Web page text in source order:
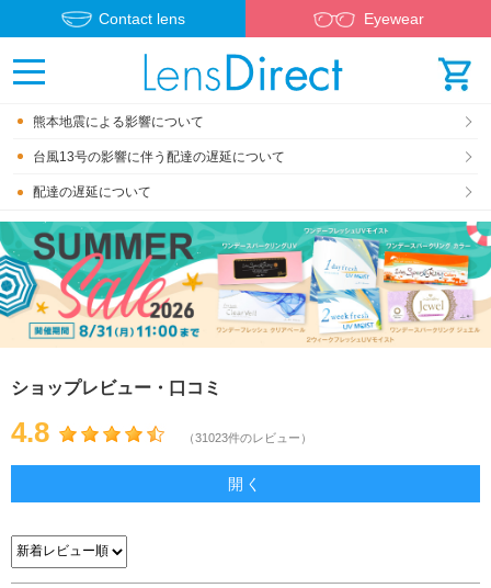
Contact lens Eyewear
熊本地震による影響について
台風13号の影響に伴う配達の遅延について
配達の遅延について
ショップレビュー・口コミ
4.8 （31023件のレビュー）
開く